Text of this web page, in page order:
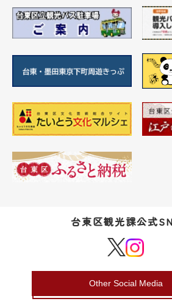
台東区観光課公式
Other Social Media